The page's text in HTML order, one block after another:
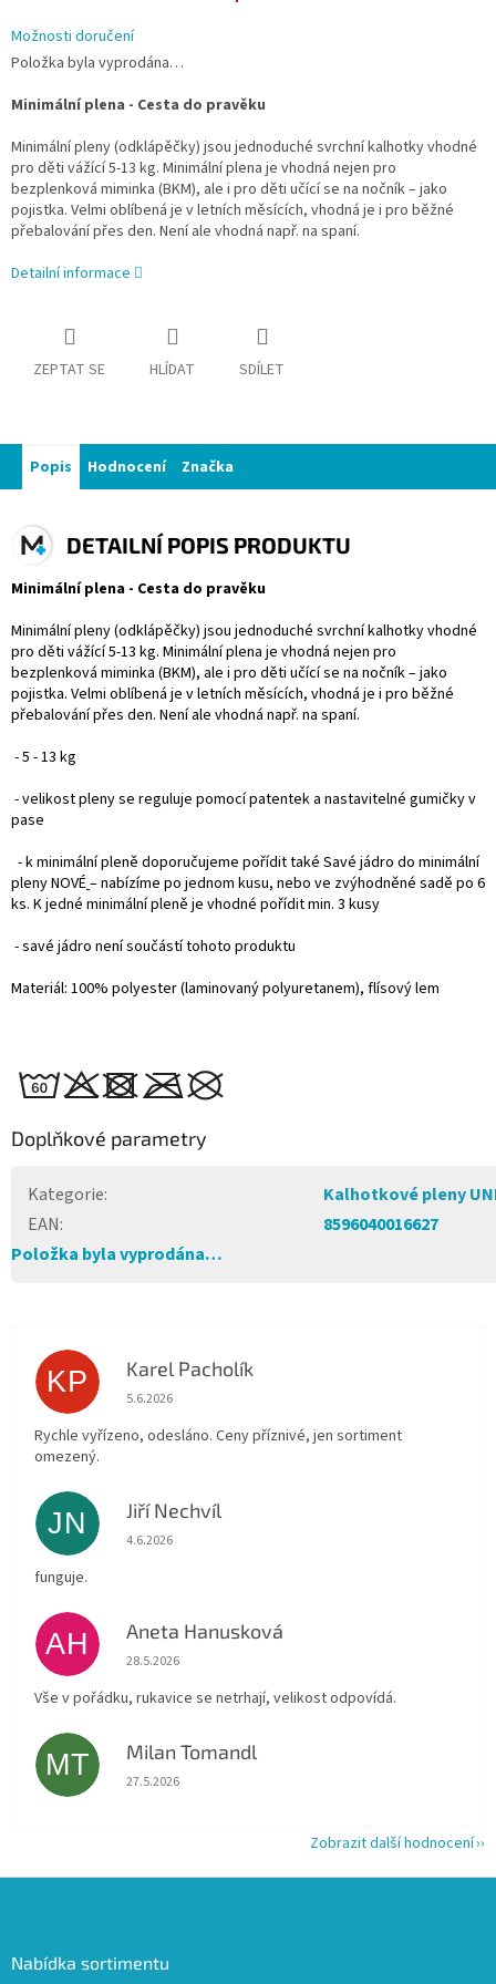
Možnosti doručení
Položka byla vyprodána…
Minimální plena - Cesta do pravěku
Minimální pleny (odklápěčky) jsou jednoduché svrchní kalhotky vhodné
pro děti vážící 5-13 kg. Minimální plena je vhodná nejen pro
bezplenková miminka (BKM), ale i pro děti učící se na nočník – jako
pojistka. Velmi oblíbená je v letních měsících, vhodná je i pro běžné
přebalování přes den. Není ale vhodná např. na spaní.
Detailní informace
ZEPTAT SE HLÍDAT SDÍLET
Popis Hodnocení Značka
DETAILNÍ POPIS PRODUKTU
Minimální plena - Cesta do pravěku
Minimální pleny (odklápěčky) jsou jednoduché svrchní kalhotky vhodné
pro děti vážící 5-13 kg. Minimální plena je vhodná nejen pro
bezplenková miminka (BKM), ale i pro děti učící se na nočník – jako
pojistka. Velmi oblíbená je v letních měsících, vhodná je i pro běžné
přebalování přes den. Není ale vhodná např. na spaní.
- 5 - 13 kg
- velikost pleny se reguluje pomocí patentek a nastavitelné gumičky v
pase
- k minimální pleně doporučujeme pořídit také Savé jádro do minimální
pleny NOVÉ– nabízíme po jednom kusu, nebo ve zvýhodněné sadě po 6
ks. K jedné minimální pleně je vhodné pořídit min. 3 kusy
- savé jádro není součástí tohoto produktu
Materiál: 100% polyester (laminovaný polyuretanem), flísový lem
Doplňkové parametry
Kategorie:
Kalhotkové pleny
EAN:
8596040016627
Položka byla vyprodána…
KP Karel Pacholík
Hodnocení obchodu je 4 z 5 hvězdiček.
5.6.2026
Rychle vyřízeno, odesláno. Ceny příznivé, jen sortiment
omezený.
JN Jiří Nechvíl
Hodnocení obchodu je 5 z 5 hvězdiček.
4.6.2026
funguje.
AH Aneta Hanusková
Hodnocení obchodu je 5 z 5 hvězdiček.
28.5.2026
Vše v pořádku, rukavice se netrhají, velikost odpovídá.
MT Milan Tomandl
Hodnocení obchodu je 5 z 5 hvězdiček.
27.5.2026
Zobrazit další hodnocení
Nabídka sortimentu